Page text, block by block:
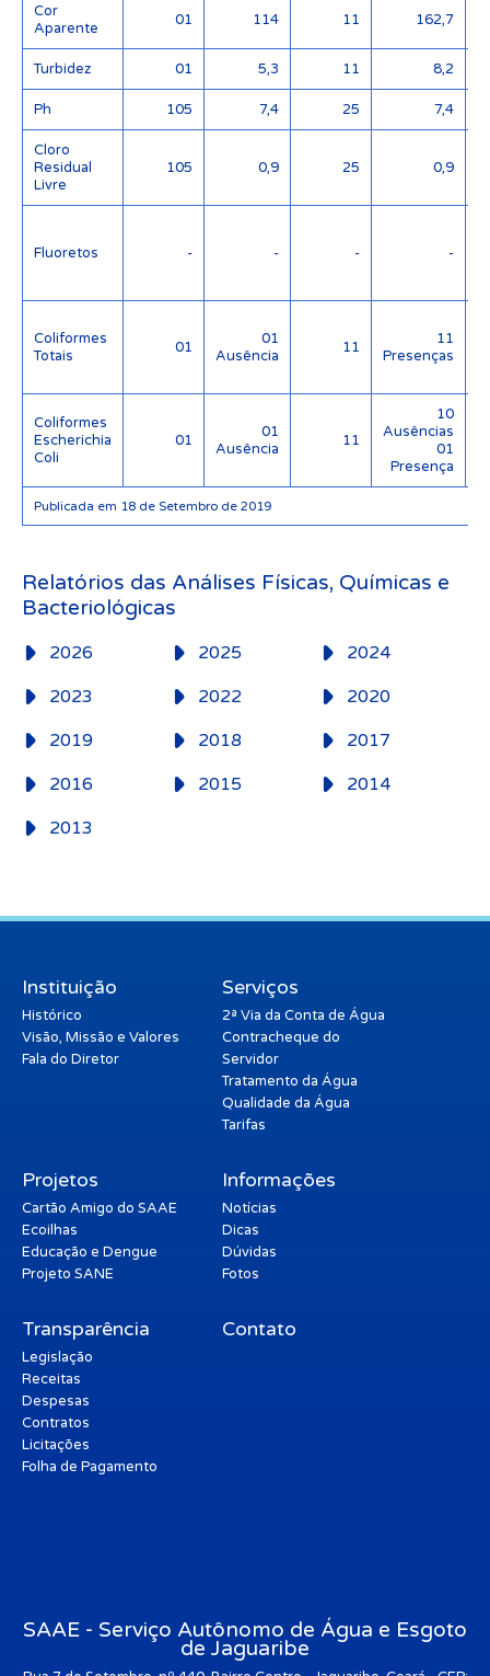
Publicada em 18 de Setembro de 2019
Cor
Aparente
01 114 11 162,7
Turbidez 01 5,3 11 8,2
Ph 105 7,4 25 7,4
Cloro
Residual
Livre
105 0,9 25 0,9
Fluoretos - - - -
Coliformes
Totais
01
01
Ausência
11
11
Presenças
Coliformes
Escherichia
Coli
01
01
Ausência
11
10
Ausências
01
Presença
Relatórios das Análises Físicas, Químicas e
Bacteriológicas
2026 2025
2024
2023
2022
2020
2019
2018
2017
2016
2015
2014
2013
Instituição
Histórico
Visão, Missão e Valores
Fala do Diretor
Serviços
2ª Via da Conta de Água
Contracheque do
Servidor
Tratamento da Água
Qualidade da Água
Tarifas
Projetos
Cartão Amigo do SAAE
Ecoilhas
Educação e Dengue
Projeto SANE
Informações
Notícias
Dicas
Dúvidas
Fotos
Transparência
Legislação
Receitas
Despesas
Contratos
Licitações
Folha de Pagamento
Contato
SAAE - Serviço Autônomo de Água e Esgoto
de Jaguaribe